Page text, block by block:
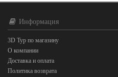
Информация
3D Тур по магазину
О компании
Доставка и оплата
Политика возврата